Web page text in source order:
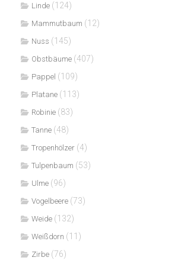
Linde (124)
Mammutbaum (12)
Nuss (145)
Obstbäume (407)
Pappel (109)
Platane (113)
Robinie (83)
Tanne (48)
Tropenhölzer (4)
Tulpenbaum (53)
Ulme (96)
Vogelbeere (73)
Weide (132)
Weißdorn (11)
Zirbe (76)